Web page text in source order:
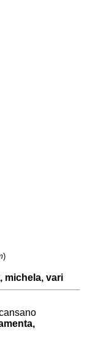
)
michela, vari